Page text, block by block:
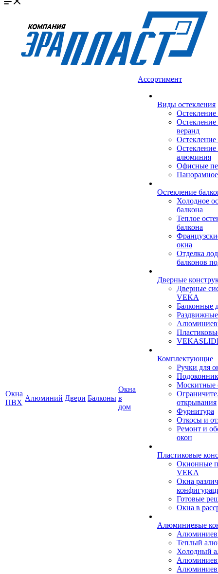
Окна
ПВХ
Алюминий Двери Балконы
Окна
в
дом
Ассортимент
Виды остекления
Остекление
Остекление
веранд
Остекление
Остекление
алюминия
Офисные
Остекление
Холодное
балкона
Теплое
балкона
окна
Отделка
балконов
Дверные
Дверные
VEKA
Балконные
Комплектующие
Ручки для
Москитные
открывания
Фурнитура
Откосы и
Ремонт и
окон
Пластиковые
Окнонные
VEKA
Окна
Готовые
Окна в
Алюминиевые
Теплый
Холодный